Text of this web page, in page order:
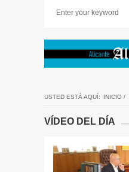
USTED ESTÁ AQUÍ: INICIO /
VÍDEO DEL DÍA